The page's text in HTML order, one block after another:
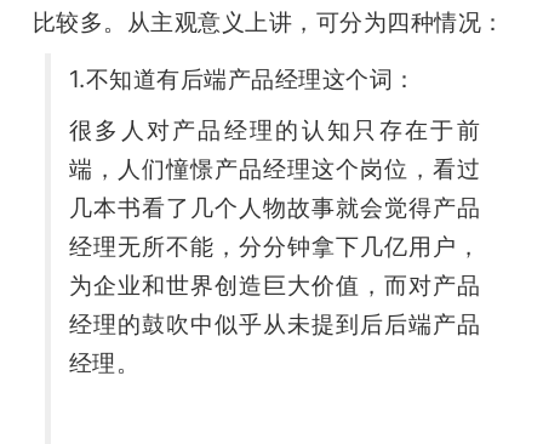
比较多。从主观意义上讲，可分为四种情况：
1.不知道有后端产品经理这个词：
很多人对产品经理的认知只存在于前
端，人们憧憬产品经理这个岗位，看过
几本书看了几个人物故事就会觉得产品
经理无所不能，分分钟拿下几亿用户，
为企业和世界创造巨大价值，而对产品
经理的鼓吹中似乎从未提到后后端产品
经理。